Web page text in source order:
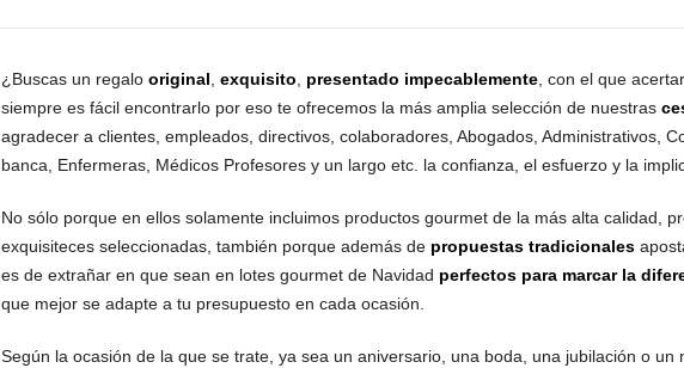
¿Buscas un regalo original exquisito presentado impecablemente, con el que
siempre es fácil encontrarlo por eso te ofrecemos la más amplia selección de nuestras
agradecer a clientes, empleados, directivos, colaboradores, Abogados, Administrativos,
banca, Enfermeras, Médicos Profesores y un largo etc. la confianza, el esfuerzo y la
No sólo porque en ellos solamente incluimos productos gourmet de la más alta calidad,
exquisiteces seleccionadas, también porque además de propuestas tradicionales
es de extrañar en que sean en lotes gourmet de Navidad perfectos para marcar la
que mejor se adapte a tu presupuesto en cada ocasión.
Según la ocasión de la que se trate, ya sea un aniversario, una boda, una jubilación o